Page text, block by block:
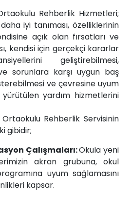
Rehberlik Hizmetleri;
iyi tanıması, özelliklerinin
açık olan fırsatları ve
kendisi için gerçekçi kararlar
geliştirebilmesi,
sorunlara karşı uygun baş
ve çevresine uyum
yardım hizmetlerini
Rehberlik Servisinin
gibidir;
Çalışmaları:Okula yeni
akran grubuna, okul
uyum sağlamasını
kapsar.